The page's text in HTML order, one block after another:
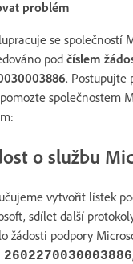
problém
se společností
pod číslem
. Postupujte
společnostem
o službu
vytvořit lístek
sdílet další
žádosti podpory
2602270030003886